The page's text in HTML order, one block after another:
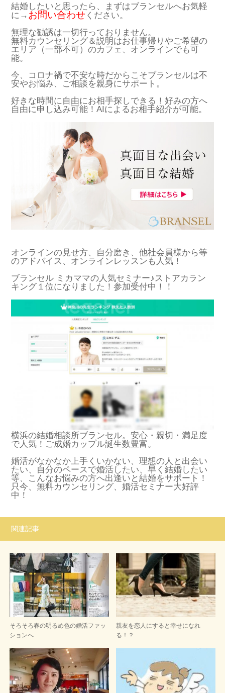
結婚したいと思ったら、まずはブランセルへお気軽
に→ お問い合わせ ください。
無理な勧誘は一切行っておりません。
無料カウンセリング＆説明はお仕事帰りやご希望の
エリア（一部不可）のカフェ、オンラインでも可
能。
今、コロナ禍で不安な時だからこそブランセルは不
安やお悩み、ご相談を親身にサポート。
好きな時間に自由にお相手探しできる！好みの方へ
自由に申し込み可能！AIによるお相手紹介が可能。
オンラインの見せ方、自分磨き、他社会員様から等
のアドバイス、オンラインレッスンも人気！
ブランセル ミカママの人気セミナー♪ストアカラン
キング１位になりました！参加受付中！！
横浜の結婚相談所ブランセル。安心・親切・満足度
で人気！ご成婚カップル誕生数豊富。
婚活がなかなか上手くいかない、理想の人と出会い
たい、自分のペースで婚活したい、早く結婚したい
等、こんなお悩みの方へ出逢いと結婚をサポート！
只今、無料カウンセリング、婚活セミナー大好評
中！
関連記事
そろそろ春の明るめ色の婚活ファッ
ションへ
親友を恋人にすると幸せになれ
る！？